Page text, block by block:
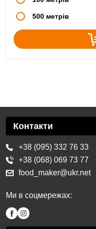
500 метрів
Контакти
+38 (095) 332 76 33
+38 (068) 069 73 77
food_maker@ukr.net
Ми в соцмережах: